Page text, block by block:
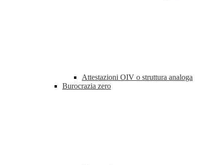
Attestazioni OIV o struttura analoga
Burocrazia zero